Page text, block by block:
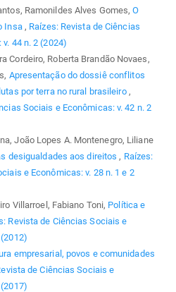
Ramonildes Alves Gomes,O
Insa , Raízes: Revista de Ciências
44 n. 2 (2024)
Cordeiro, Roberta Brandão Novaes,
Apresentação do dossiê conflitos
por terra no rural brasileiro ,
Sociais e Econômicas: v. 42 n. 2
João Lopes A. Montenegro, Liliane
desigualdades aos direitos , Raízes:
e Econômicas: v. 28 n. 1 e 2
Villarroel, Fabiano Toni, Política e
Revista de Ciências Sociais e
empresarial, povos e comunidades
de Ciências Sociais e